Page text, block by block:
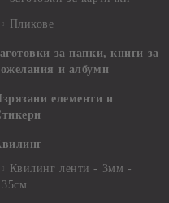
Пликове
за папки, книги за
и албуми
елементи и
Квилинг ленти - 3мм -
35см.